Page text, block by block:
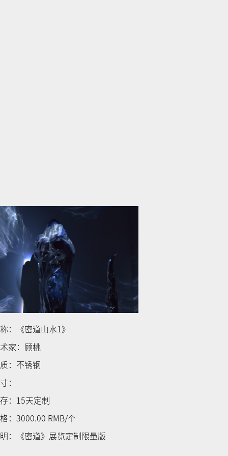
：《密道山水1》
家：顾桃
：不锈钢
：
：15天定制
：3000.00 RMB/个
：《密道》展览定制限量版